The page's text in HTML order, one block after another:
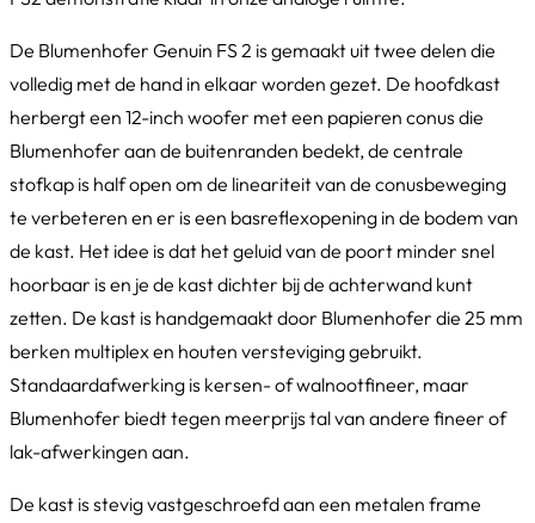
De Blumenhofer Genuin FS 2 is gemaakt uit twee delen die
volledig met de hand in elkaar worden gezet. De hoofdkast
herbergt een 12-inch woofer met een papieren conus die
Blumenhofer aan de buitenranden bedekt, de centrale
stofkap is half open om de lineariteit van de conusbeweging
te verbeteren en er is een basreflexopening in de bodem van
de kast. Het idee is dat het geluid van de poort minder snel
hoorbaar is en je de kast dichter bij de achterwand kunt
zetten. De kast is handgemaakt door Blumenhofer die 25 mm
berken multiplex en houten versteviging gebruikt.
Standaardafwerking is kersen- of walnootfineer, maar
Blumenhofer biedt tegen meerprijs tal van andere fineer of
lak-afwerkingen aan.
De kast is stevig vastgeschroefd aan een metalen frame